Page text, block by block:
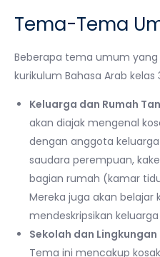
Tema-Tema
Beberapa tema umum
kurikulum Bahasa Arab
akan diajak mengenal
dengan anggota
saudara perempuan,
bagian rumah (kamar
Mereka juga akan
mendeskripsikan
Tema ini mencakup